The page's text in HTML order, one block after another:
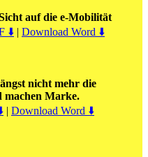
auf die e-Mobilität
⬇️ | Download Word ⬇️
nicht mehr die
machen Marke.
| Download Word ⬇️